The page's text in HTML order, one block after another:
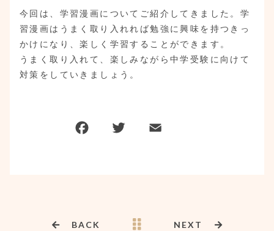
今回は、学習漫画についてご紹介してきました。学
習漫画はうまく取り入れれば勉強に興味を持つきっ
かけになり、楽しく学習することができます。
うまく取り入れて、楽しみながら中学受験に向けて
対策をしていきましょう。
BACK NEXT